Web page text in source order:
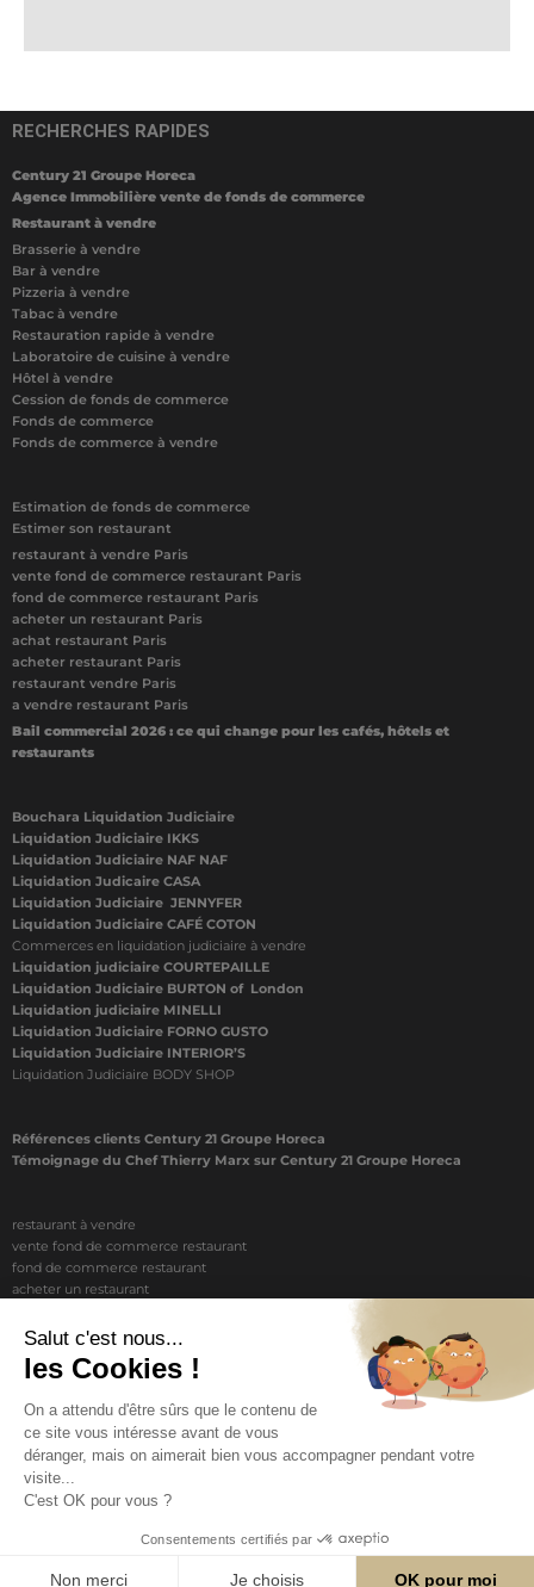
RECHERCHES RAPIDES
Century 21 Groupe Horeca
Agence Immobilière vente de fonds de commerce
Restaurant à vendre
Brasserie à vendre
Bar à vendre
Pizzeria à vendre
Tabac à vendre
Restauration rapide à vendre
Laboratoire de cuisine à vendre
Hôtel à vendre
Cession de fonds de commerce
Fonds de commerce
Fonds de commerce à vendre
Estimation de fonds de commerce
Estimer son restaurant
restaurant à vendre Paris
vente fond de commerce restaurant Paris
fond de commerce restaurant Paris
acheter un restaurant Paris
achat restaurant Paris
acheter restaurant Paris
restaurant vendre Paris
a vendre restaurant Paris
Bail commercial 2026 : ce qui change pour les cafés, hôtels et
restaurants
Bouchara Liquidation Judiciaire
Liquidation Judiciaire IKKS
Liquidation Judiciaire NAF NAF
Liquidation Judicaire CASA
Liquidation Judiciaire JENNYFER
Liquidation Judiciaire CAFÉ COTON
Commerces en liquidation judiciaire à vendre
Liquidation judiciaire COURTEPAILLE
Liquidation Judiciaire BURTON of London
Liquidation judiciaire MINELLI
Liquidation Judiciaire FORNO GUSTO
Liquidation Judiciaire INTERIOR’S
Liquidation Judiciaire BODY SHOP
Références clients Century 21 Groupe Horeca
Témoignage du Chef Thierry Marx sur Century 21 Groupe Horeca
restaurant à vendre
vente fond de commerce restaurant
fond de commerce restaurant
acheter un restaurant
vente de fond de commerce restaurant
restaurant vendre